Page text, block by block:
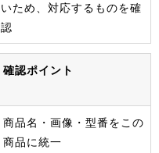
いため、対応するものを確
認
確認ポイント
商品名・画像・型番をこの
商品に統一